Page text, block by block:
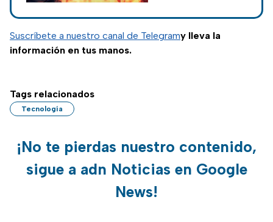
los detalles y
cuándo sale el
Suscríbete a nuestro canal de Telegramy lleva la
información en tus manos.
Tags relacionados
Tecnología
¡No te pierdas nuestro contenido,
sigue a adn Noticias en Google
News!